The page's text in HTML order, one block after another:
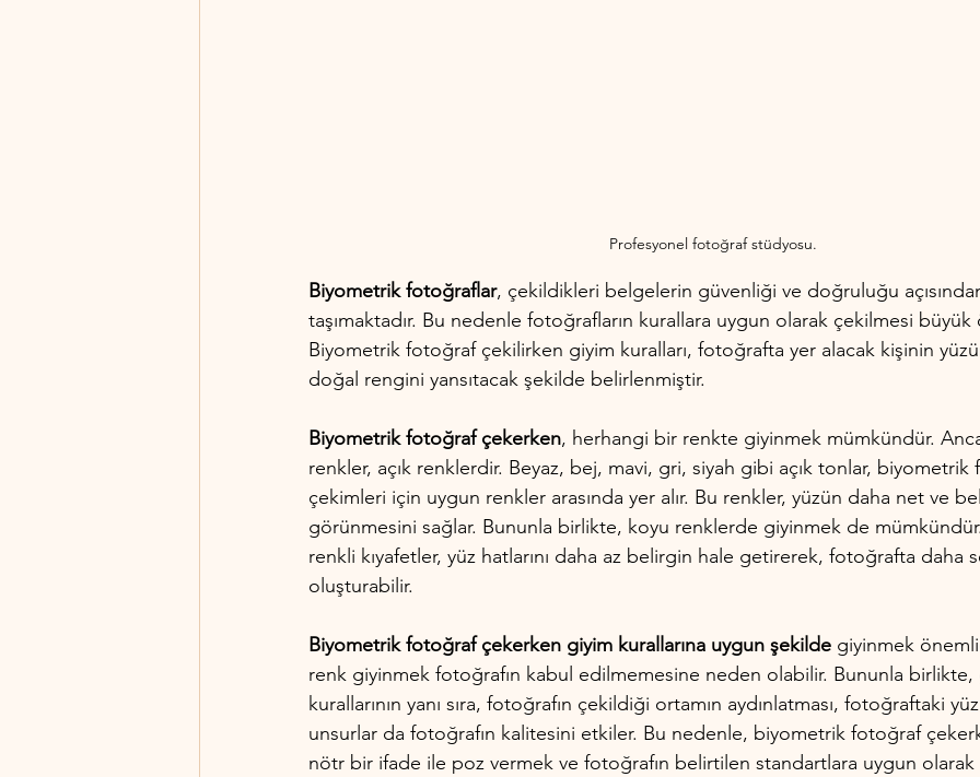
Profesyonel fotoğraf stüdyosu.
Biyometrik fotoğraflar, çekildikleri belgelerin güvenliği ve doğruluğu
taşımaktadır. Bu nedenle fotoğrafların kurallara uygun olarak çekilmesi büyük
Biyometrik fotoğraf çekilirken giyim kuralları, fotoğrafta yer alacak kişinin
doğal rengini yansıtacak şekilde belirlenmiştir.
Biyometrik fotoğraf çekerken, herhangi bir renkte giyinmek mümkündür.
renkler, açık renklerdir. Beyaz, bej, mavi, gri, siyah gibi açık tonlar,
çekimleri için uygun renkler arasında yer alır. Bu renkler, yüzün daha net ve
görünmesini sağlar. Bununla birlikte, koyu renklerde giyinmek de
renkli kıyafetler, yüz hatlarını daha az belirgin hale getirerek, fotoğrafta daha
oluşturabilir.
Biyometrik fotoğraf çekerken giyim kurallarına uygun şekilde giyinmek
renk giyinmek fotoğrafın kabul edilmemesine neden olabilir. Bununla birlikte,
kurallarının yanı sıra, fotoğrafın çekildiği ortamın aydınlatması, fotoğraftaki
unsurlar da fotoğrafın kalitesini etkiler. Bu nedenle, biyometrik fotoğraf
nötr bir ifade ile poz vermek ve fotoğrafın belirtilen standartlara uygun olarak